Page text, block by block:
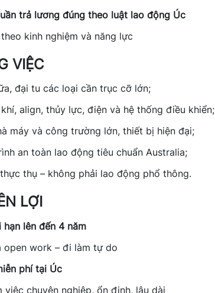
trả lương đúng theo luật lao động Úc
kinh nghiệm và năng lực
VIỆC
đại tu các loại cần trục cỡ lớn;
align, thủy lực, điện và hệ thống điều khiển;
máy và công trường lớn, thiết bị hiện đại;
an toàn lao động tiêu chuẩn Australia;
thụ – không phải lao động phổ thông.
LỢI
lên đến 4 năm
open work – đi làm tự do
phí tại Úc
việc chuyên nghiệp, ổn định, lâu dài